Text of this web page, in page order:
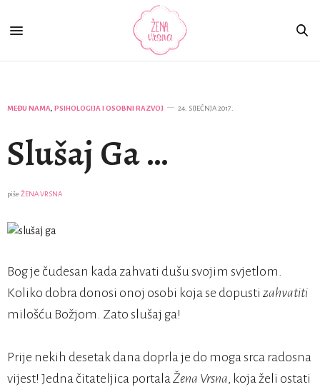
MEĐU NAMA, PSIHOLOGIJA I OSOBNI RAZVOJ 24. SIJEČNJA 2017.
Slušaj Ga …
piše ŽENA VRSNA
Bog je čudesan kada zahvati dušu svojim svjetlom.
Koliko dobra donosi onoj osobi koja se dopusti zahvatiti
milošću Božjom. Zato slušaj ga!
Prije nekih desetak dana doprla je do moga srca radosna
vijest! Jedna čitateljica portalaŽena Vrsna, koja želi ostati